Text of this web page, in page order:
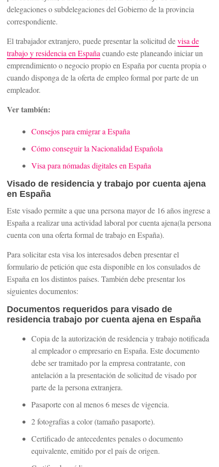
delegaciones o subdelegaciones del Gobierno de la provincia
correspondiente.
El trabajador extranjero, puede presentar la solicitud devisa de
trabajo y residencia en España cuando este planeando iniciar un
emprendimiento o negocio propio en España por cuenta propia o
cuando disponga de la oferta de empleo formal por parte de un
empleador.
Ver también:
Consejos para emigrar a España
Cómo conseguir la Nacionalidad Española
Visa para nómadas digitales en España
Visado de residencia y trabajo por cuenta ajena
en España
Este visado permite a que una persona mayor de 16 años ingrese a
España a realizar una actividad laboral por cuenta ajena(la persona
cuenta con una oferta formal de trabajo en España).
Para solicitar esta visa los interesados deben presentar el
formulario de petición que esta disponible en los consulados de
España en los distintos países. También debe presentar los
siguientes documentos:
Documentos requeridos para visado de
residencia trabajo por cuenta ajena en España
Copia de la autorización de residencia y trabajo notificada
al empleador o empresario en España. Este documento
debe ser tramitado por la empresa contratante, con
antelación a la presentación de solicitud de visado por
parte de la persona extranjera.
Pasaporte con al menos 6 meses de vigencia.
2 fotografías a color (tamaño pasaporte).
Certificado de antecedentes penales o documento
equivalente, emitido por el país de origen.